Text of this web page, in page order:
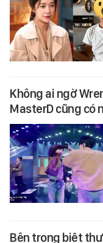
Không ai ngờ
MasterD cũng có
Bên trong biệt